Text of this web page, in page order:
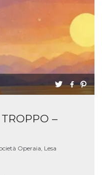
–
Operaia, Lesa